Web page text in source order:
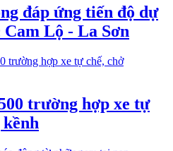
đáp ứng tiến độ dự
Cam Lộ - La Sơn
trường hợp xe tự
kềnh